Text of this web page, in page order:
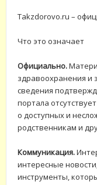
Takzdorovo.ru –
Что это означает
Официально.
здравоохранения и
сведения
портала
о доступных и
родственникам и
Коммуникация.
интересные
инструменты,